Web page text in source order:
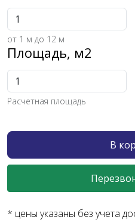
от 1 м до 12 м
Площадь, м2
Расчетная площадь
В
* цены указаны без учета